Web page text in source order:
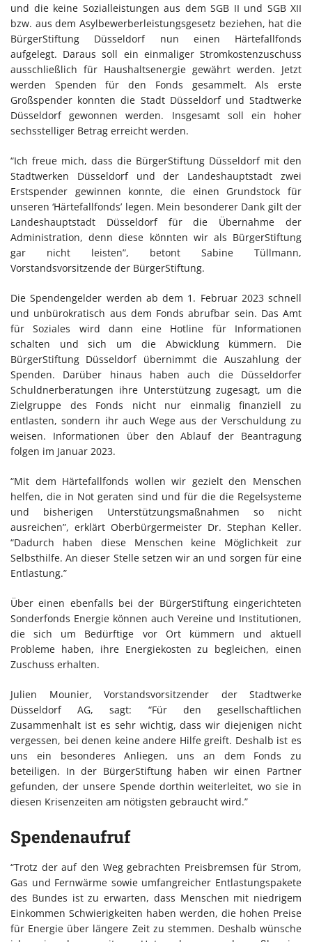
und die keine Sozialleistungen aus dem SGB II und SGB XII
bzw. aus dem Asylbewerberleistungsgesetz beziehen, hat die
BürgerStiftung Düsseldorf nun einen Härtefallfonds
aufgelegt. Daraus soll ein einmaliger Stromkostenzuschuss
ausschließlich für Haushaltsenergie gewährt werden. Jetzt
werden Spenden für den Fonds gesammelt. Als erste
Großspender konnten die Stadt Düsseldorf und Stadtwerke
Düsseldorf gewonnen werden. Insgesamt soll ein hoher
sechsstelliger Betrag erreicht werden.
“Ich freue mich, dass die BürgerStiftung Düsseldorf mit den
Stadtwerken Düsseldorf und der Landeshauptstadt zwei
Erstspender gewinnen konnte, die einen Grundstock für
unseren ‘Härtefallfonds’ legen. Mein besonderer Dank gilt der
Landeshauptstadt Düsseldorf für die Übernahme der
Administration, denn diese könnten wir als BürgerStiftung
gar nicht leisten”, betont Sabine Tüllmann,
Vorstandsvorsitzende der BürgerStiftung.
Die Spendengelder werden ab dem 1. Februar 2023 schnell
und unbürokratisch aus dem Fonds abrufbar sein. Das Amt
für Soziales wird dann eine Hotline für Informationen
schalten und sich um die Abwicklung kümmern. Die
BürgerStiftung Düsseldorf übernimmt die Auszahlung der
Spenden. Darüber hinaus haben auch die Düsseldorfer
Schuldnerberatungen ihre Unterstützung zugesagt, um die
Zielgruppe des Fonds nicht nur einmalig finanziell zu
entlasten, sondern ihr auch Wege aus der Verschuldung zu
weisen. Informationen über den Ablauf der Beantragung
folgen im Januar 2023.
“Mit dem Härtefallfonds wollen wir gezielt den Menschen
helfen, die in Not geraten sind und für die die Regelsysteme
und bisherigen Unterstützungsmaßnahmen so nicht
ausreichen”, erklärt Oberbürgermeister Dr. Stephan Keller.
“Dadurch haben diese Menschen keine Möglichkeit zur
Selbsthilfe. An dieser Stelle setzen wir an und sorgen für eine
Entlastung.”
Über einen ebenfalls bei der BürgerStiftung eingerichteten
Sonderfonds Energie können auch Vereine und Institutionen,
die sich um Bedürftige vor Ort kümmern und aktuell
Probleme haben, ihre Energiekosten zu begleichen, einen
Zuschuss erhalten.
Julien Mounier, Vorstandsvorsitzender der Stadtwerke
Düsseldorf AG, sagt: “Für den gesellschaftlichen
Zusammenhalt ist es sehr wichtig, dass wir diejenigen nicht
vergessen, bei denen keine andere Hilfe greift. Deshalb ist es
uns ein besonderes Anliegen, uns an dem Fonds zu
beteiligen. In der BürgerStiftung haben wir einen Partner
gefunden, der unsere Spende dorthin weiterleitet, wo sie in
diesen Krisenzeiten am nötigsten gebraucht wird.”
Spendenaufruf
“Trotz der auf den Weg gebrachten Preisbremsen für Strom,
Gas und Fernwärme sowie umfangreicher Entlastungspakete
des Bundes ist zu erwarten, dass Menschen mit niedrigem
Einkommen Schwierigkeiten haben werden, die hohen Preise
für Energie über längere Zeit zu stemmen. Deshalb wünsche